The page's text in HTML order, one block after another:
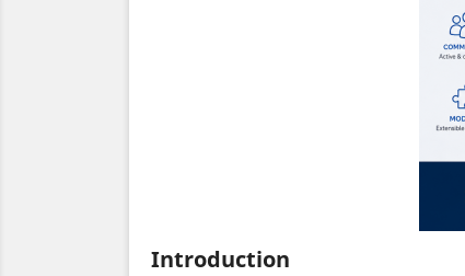
Introduction